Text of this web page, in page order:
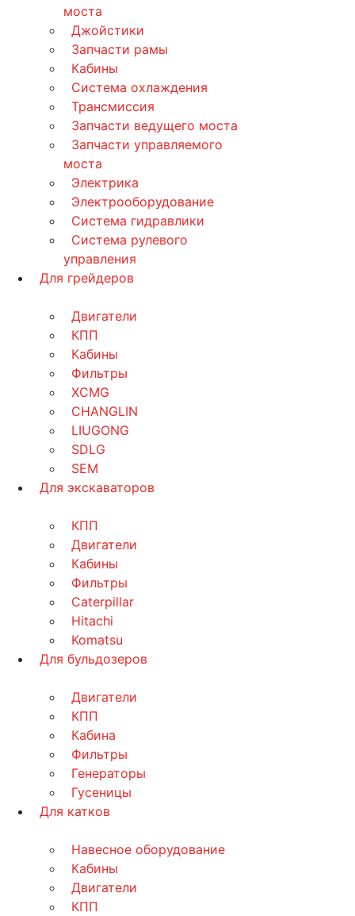
моста
Джойстики
Запчасти рамы
Кабины
Система охлаждения
Трансмиссия
Запчасти ведущего моста
Запчасти управляемого
моста
Электрика
Электрооборудование
Система гидравлики
Система рулевого
управления
Для грейдеров
Двигатели
КПП
Кабины
Фильтры
XCMG
CHANGLIN
LIUGONG
SDLG
SEM
Для экскаваторов
КПП
Двигатели
Кабины
Фильтры
Caterpillar
Hitachi
Komatsu
Для бульдозеров
Двигатели
КПП
Кабина
Фильтры
Генераторы
Гусеницы
Для катков
Навесное оборудование
Кабины
Двигатели
КПП